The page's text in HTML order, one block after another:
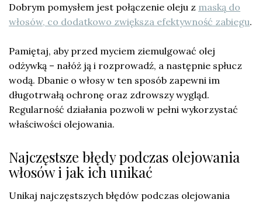
Dobrym pomysłem jest połączenie oleju z maską do
włosów, co dodatkowo zwiększa efektywność zabiegu.
Pamiętaj, aby przed myciem ziemulgować olej
odżywką – nałóż ją i rozprowadź, a następnie spłucz
wodą. Dbanie o włosy w ten sposób zapewni im
długotrwałą ochronę oraz zdrowszy wygląd.
Regularność działania pozwoli w pełni wykorzystać
właściwości olejowania.
Najczęstsze błędy podczas olejowania
włosów i jak ich unikać
Unikaj najczęstszych błędów podczas olejowania